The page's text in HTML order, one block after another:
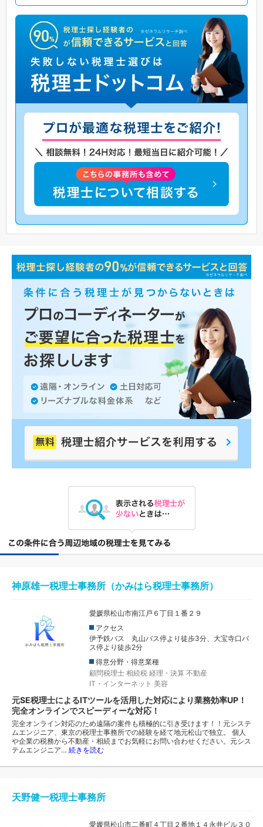
神原雄一税理士事務所（かみはら税理士事務所）
愛媛県松山市南江戸６丁目１番２９
アクセス
伊予鉄バス 丸山バス停より徒歩3分、大宝寺口バ
ス停より徒歩2分
得意分野・得意業種
顧問税理士 相続税 経理・決算 不動産
IT・インターネット 美容
元SE税理士によるITツールを活用した対応により業務効率UP！
完全オンラインでスピーディーな対応！
完全オンライン対応のため遠隔の案件も積極的に引き受けます！！元システ
ムエンジニア、東京の税理士事務所での経験を経て地元松山で独立。 個人
や企業の税務から不動産・相続までお気軽にお問い合わせください。元シス
テムエンジニア… 続きを読む
天野健一税理士事務所
愛媛県松山市二番町４丁目２番地１４永井ビル３０